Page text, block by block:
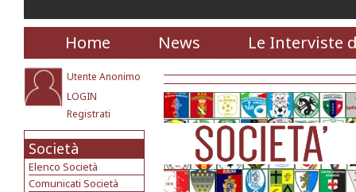
Home News Le Interviste
Utente Anonimo
LOGIN
Registrati
Società
Elenco Società
Comunicati Società